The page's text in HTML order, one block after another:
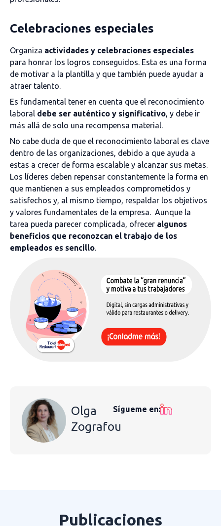
Celebraciones especiales
Organiza actividades y celebraciones especiales
para honrar los logros conseguidos. Esta es una forma
de motivar a la plantilla y que también puede ayudar a
atraer talento.
Es fundamental tener en cuenta que el reconocimiento
laboral debe ser auténtico y significativo, y debe ir
más allá de solo una recompensa material.
No cabe duda de que el reconocimiento laboral es clave
dentro de las organizaciones, debido a que ayuda a
estas a crecer de forma escalable y alcanzar sus metas.
Los líderes deben repensar constantemente la forma en
que mantienen a sus empleados comprometidos y
satisfechos y, al mismo tiempo, respaldar los objetivos
y valores fundamentales de la empresa. Aunque la
tarea pueda parecer complicada, ofrecer algunos
beneficios que reconozcan el trabajo de los
empleados es sencillo.
Olga
Zografou
Sígueme en:
Publicaciones